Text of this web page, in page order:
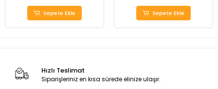
Sepete Ekle Sepete Ekle
Hızlı Teslimat
Siparişleriniz en kısa sürede elinize ulaşır.